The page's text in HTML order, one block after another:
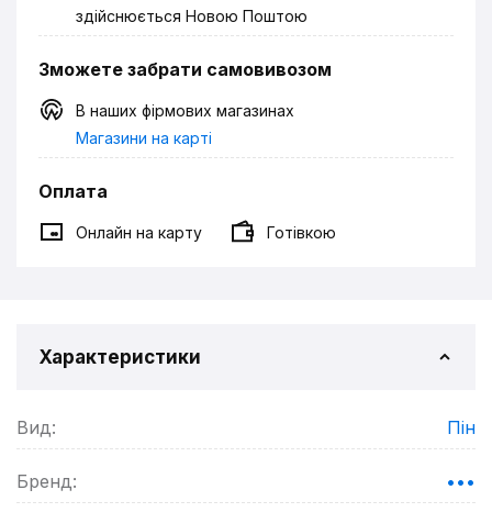
здійснюється Новою Поштою
Зможете забрати самовивозом
В наших фірмових магазинах
Магазини на карті
Оплата
Онлайн на карту Готівкою
Характеристики
Вид: Пін
Бренд: •••